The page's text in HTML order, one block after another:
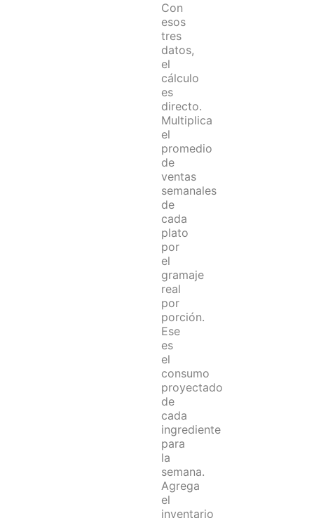
Con
esos
tres
datos,
el
cálculo
es
directo.
Multiplica
el
promedio
de
ventas
semanales
de
cada
plato
por
el
gramaje
real
por
porción.
Ese
es
el
consumo
proyectado
de
cada
ingrediente
para
la
semana.
Agrega
el
inventario